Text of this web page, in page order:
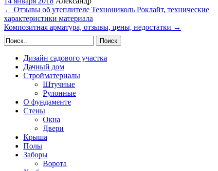
← Отзывы об утеплителе Технониколь Роклайт, технические
характеристики материала
Композитная арматура, отзывы, цены, недостатки →
Поиск
Дизайн садового участка
Дачный дом
Стройматериалы
Штучные
Рулонные
О фундаменте
Стены
Окна
Двери
Крыша
Полы
Заборы
Ворота